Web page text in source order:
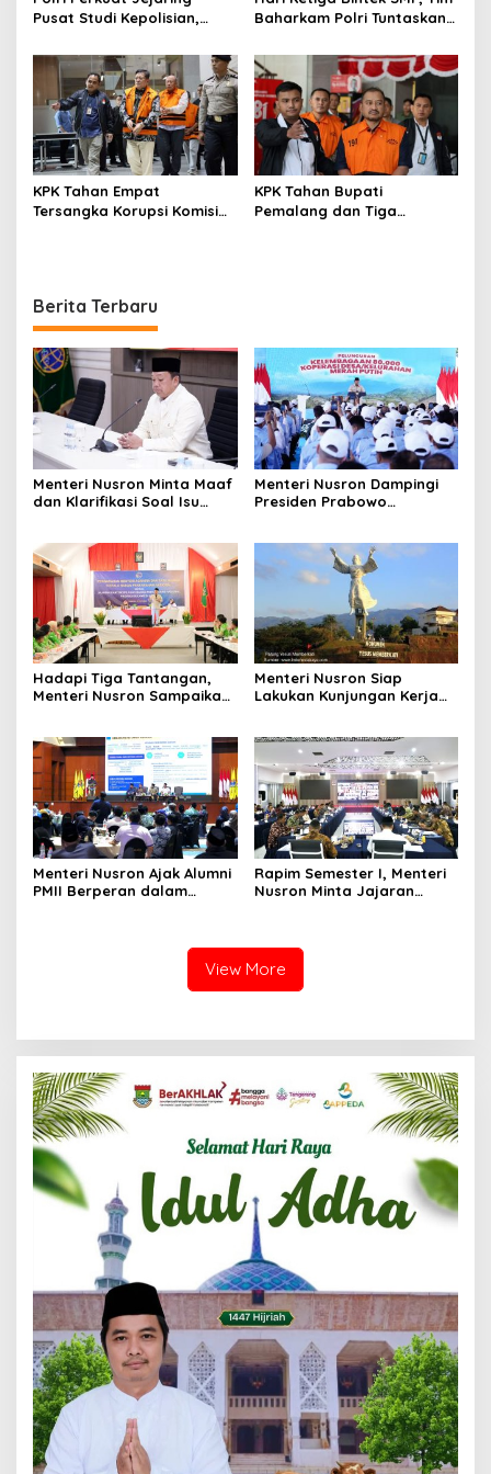
Pusat Studi Kepolisian,
Kebijakan dan Inovasi
Baharkam Polri Tuntaskan
Pengamanan Pertamina
Patra Niaga Jabar
KPK Tahan Empat
Tersangka Korupsi Komisi
KPK Tahan Bupati
Pemalang dan Tiga
Berita Terbaru
Menteri Nusron Minta Maaf
dan Klarifikasi Soal Isu
Menteri Nusron Dampingi
Presiden Prabowo
Hadapi Tiga Tantangan,
Menteri Nusron Sampaikan
Kanwil BPN Provinsi Sulut
Menteri Nusron Siap
Lakukan Kunjungan Kerja
Sektor
Menteri Nusron Ajak Alumni
PMII Berperan dalam
Rapim Semester I, Menteri
Nusron Minta Jajaran
View More